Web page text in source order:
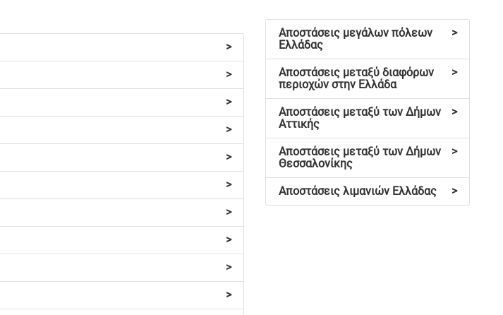
>
>
>
>
>
>
>
>
>
>
>
Αποστάσεις μεγάλων πόλεων
Ελλάδας
>
Αποστάσεις μεταξύ διαφόρων
περιοχών στην Ελλάδα
>
Αποστάσεις μεταξύ των Δήμων
Αττικής
>
Αποστάσεις μεταξύ των Δήμων
Θεσσαλονίκης
>
Αποστάσεις λιμανιών Ελλάδας